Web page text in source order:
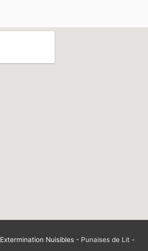
Extermination Nuisibles- Punaises de Lit-